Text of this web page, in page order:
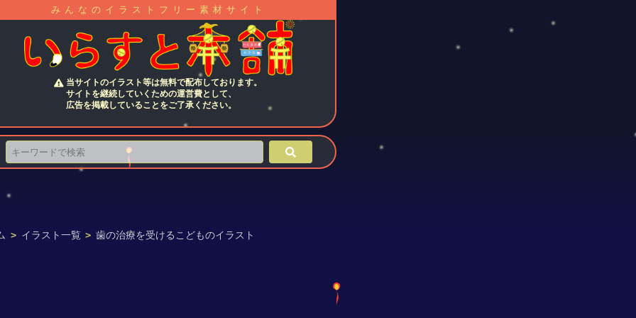
みんなのイラストフリー素材サイト
当サイトのイラスト等は無料で配布しております。
サイトを継続していくための運営費として、
広告を掲載していることをご了承ください。
> イラスト一覧 > 歯の治療を受けるこどものイラスト